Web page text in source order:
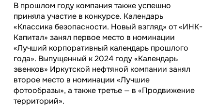
В прошлом году компания также успешно
приняла участие в конкурсе. Календарь
«Классика безопасности. Новый взгляд» от «ИНК-
Капитал» занял первое место в номинации
«Лучший корпоративный календарь прошлого
года». Выпущенный к 2024 году «Календарь
эвенков» Иркутской нефтяной компании занял
второе место в номинации «Лучшие
фотообразы», а также третье — в «Продвижение
территорий».